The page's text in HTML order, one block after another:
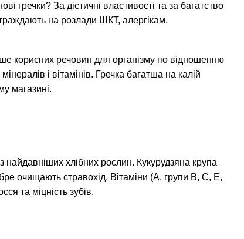
гречки? За дієтичні властивості та за багатство
на розлади ШКТ, алергікам.
корисних речовин для організму по відношенню
і вітамінів. Гречка багатша на калій
магазині.
хлібних рослин. Кукурудзяна крупа
очищають стравохід. Вітаміни (А, групи В, С, Е,
та міцність зубів.